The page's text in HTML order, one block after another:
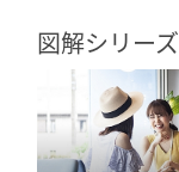
図解シリーズ